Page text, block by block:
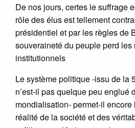
De nos jours, certes le suffrage
rôle des élus est tellement
présidentiel et par les règles de
souveraineté du peuple perd les
institutionnels
Le système politique -issu de la
n’est-il pas quelque peu englué
mondialisation- permet-il encore
réalité de la société et des